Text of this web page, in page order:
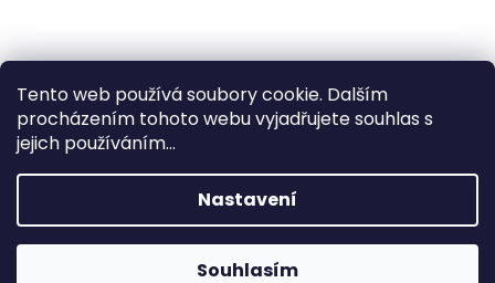
Tento web používá soubory cookie. Dalším
procházením tohoto webu vyjadřujete souhlas s
jejich používáním...
Nastavení
Souhlasím
×
Hledáte nejvýhodnější cenu? Získáte jí
pomocíregistrace